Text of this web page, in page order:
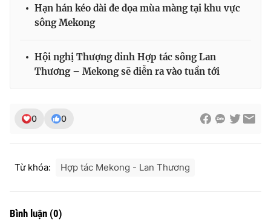
Phó Tổng Biên tập:
Nguyễn Trọng Ninh
Ðiện thoại Thời báo VTV:024.66 897 897
toasoan@vtv.vn
Hạn hán kéo dài đe dọa mùa màng tại khu vực
sông Mekong
Hội nghị Thượng đỉnh Hợp tác sông Lan
Thương – Mekong sẽ diễn ra vào tuần tới
0 0
Từ khóa: Hợp tác Mekong - Lan Thương
Bình luận (0)